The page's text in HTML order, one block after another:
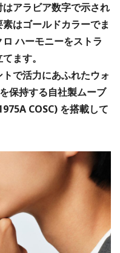
アラビア数字で示され
はゴールドカラーでま
ハーモニーをストラ
ます。
で活力にあふれたウォ
保持する自社製ムーブ
COSC) を搭載して